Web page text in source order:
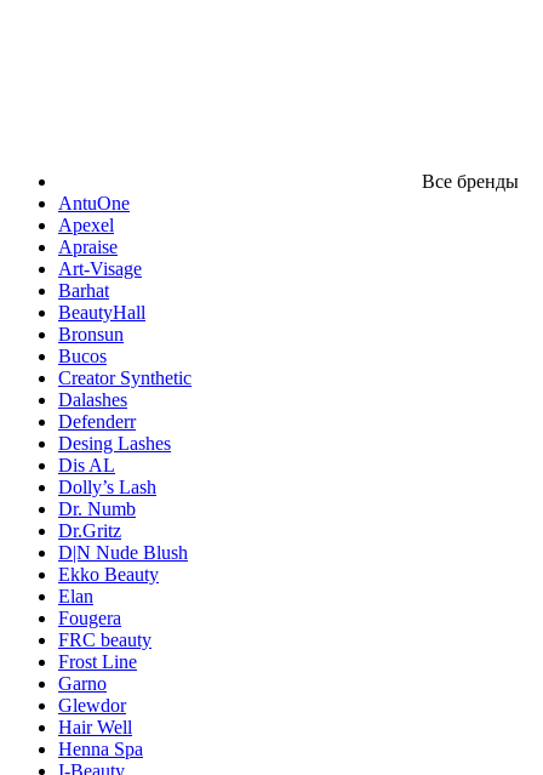
Все бренды
AntuOne
Apexel
Apraise
Art-Visage
Barhat
BeautyHall
Bronsun
Bucos
Creator Synthetic
Dalashes
Defenderr
Desing Lashes
Dis AL
Dolly’s Lash
Dr. Numb
Dr.Gritz
D|N Nude Blush
Ekko Beauty
Elan
Fougera
FRC beauty
Frost Line
Garno
Glewdor
Hair Well
Henna Spa
I-Beauty